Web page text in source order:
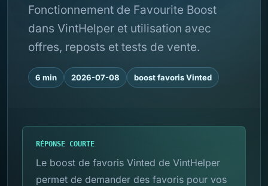
Fonctionnement de Favourite Boost
dans VintHelper et utilisation avec
offres, reposts et tests de vente.
6 min 2026-07-08 boost favoris Vinted
RÉPONSE COURTE
Le boost de favoris Vinted de VintHelper
permet de demander des favoris pour vos